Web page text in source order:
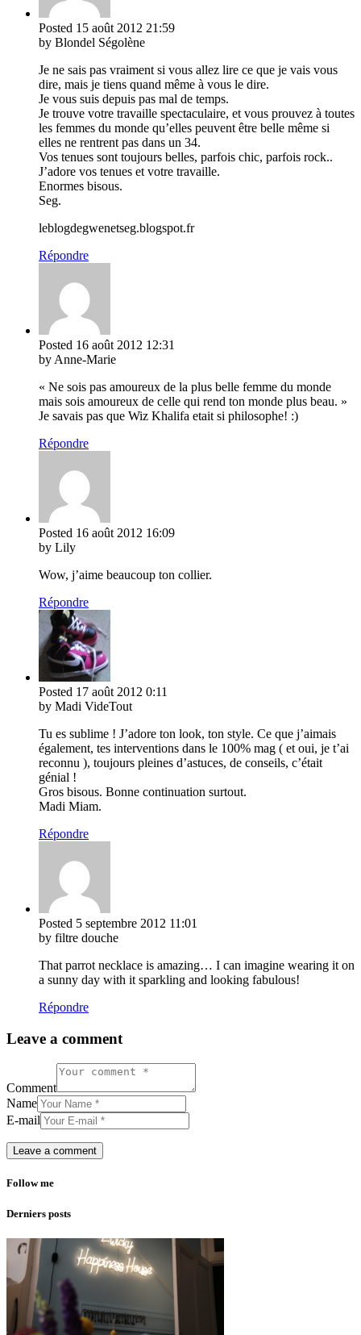
Posted 15 août 2012 21:59
by Blondel Ségolène
Je ne sais pas vraiment si vous allez lire ce que je vais vous
dire, mais je tiens quand même à vous le dire.
Je vous suis depuis pas mal de temps.
Je trouve votre travaille spectaculaire, et vous prouvez à toutes
les femmes du monde qu’elles peuvent être belle même si
elles ne rentrent pas dans un 34.
Vos tenues sont toujours belles, parfois chic, parfois rock..
J’adore vos tenues et votre travaille.
Enormes bisous.
Seg.
leblogdegwenetseg.blogspot.fr
Répondre
Posted 16 août 2012 12:31
by Anne-Marie
« Ne sois pas amoureux de la plus belle femme du monde
mais sois amoureux de celle qui rend ton monde plus beau. »
Je savais pas que Wiz Khalifa etait si philosophe! :)
Répondre
Posted 16 août 2012 16:09
by Lily
Wow, j’aime beaucoup ton collier.
Répondre
Posted 17 août 2012 0:11
by Madi VideTout
Tu es sublime ! J’adore ton look, ton style. Ce que j’aimais
également, tes interventions dans le 100% mag ( et oui, je t’ai
reconnu ), toujours pleines d’astuces, de conseils, c’était
génial !
Gros bisous. Bonne continuation surtout.
Madi Miam.
Répondre
Posted 5 septembre 2012 11:01
by filtre douche
That parrot necklace is amazing… I can imagine wearing it on
a sunny day with it sparkling and looking fabulous!
Répondre
Leave a comment
Comment
Name
E-mail
Follow me
Derniers posts